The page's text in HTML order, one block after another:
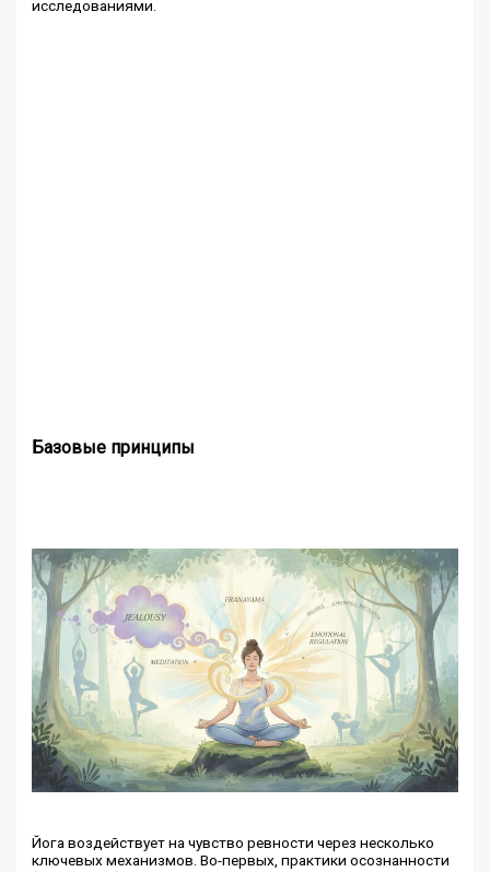
исследованиями.
Базовые принципы
Йога воздействует на чувство ревности через несколько
ключевых механизмов. Во-первых, практики осознанности